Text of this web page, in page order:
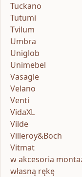
Tuckano
Tutumi
Tvilum
Umbra
Uniglob
Unimebel
Vasagle
Velano
Venti
VidaXL
Vilde
Villeroy&Boch
Vitmat
w akcesoria
własną rękę